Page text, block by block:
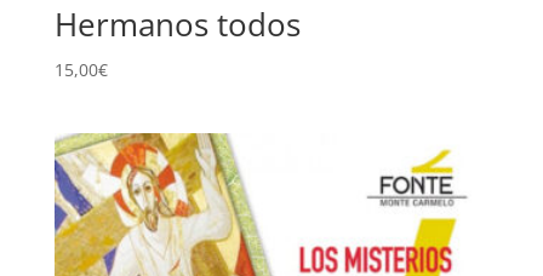
Hermanos todos
15,00€